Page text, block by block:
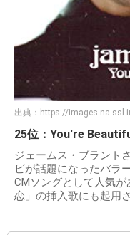
出典： https://images-na.ssl-
25位：You're
ジェームス・ブラント
ビが話題になったバラ
CMソングとして人気
恋」の挿入歌にも起用